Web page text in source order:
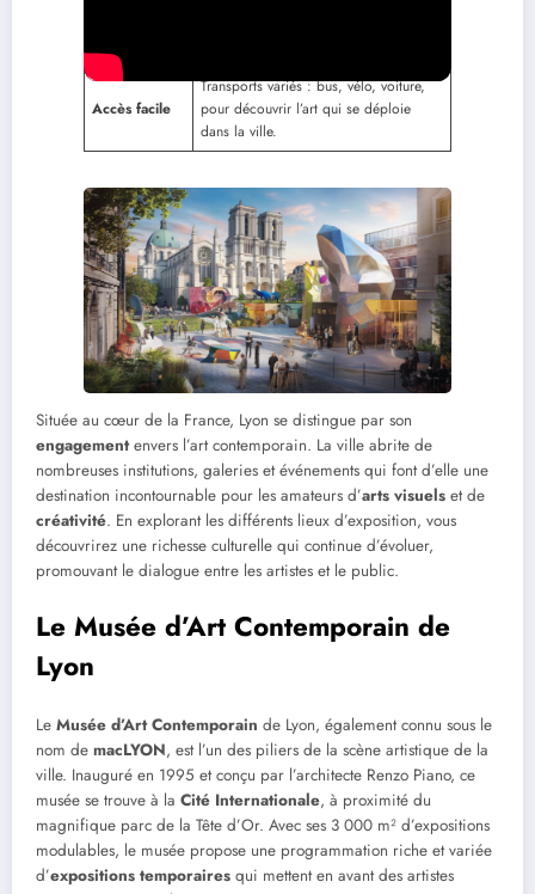
Accès facile
Transports variés : bus, vélo, voiture,
pour découvrir l’art qui se déploie
dans la ville.
Située au cœur de la France, Lyon se distingue par son
engagementenvers l’art contemporain. La ville abrite de
nombreuses institutions, galeries et événements qui font d’elle une
destination incontournable pour les amateurs d’arts visuels et de
créativité. En explorant les différents lieux d’exposition, vous
découvrirez une richesse culturelle qui continue d’évoluer,
promouvant le dialogue entre les artistes et le public.
Le Musée d’Art Contemporain de
Lyon
Le Musée d’Art Contemporain de Lyon, également connu sous le
nom de macLYON, est l’un des piliers de la scène artistique de la
ville. Inauguré en 1995 et conçu par l’architecte Renzo Piano, ce
musée se trouve à la Cité Internationale, à proximité du
magnifique parc de la Tête d’Or. Avec ses 3 000 m² d’expositions
modulables, le musée propose une programmation riche et variée
d’expositions temporaires qui mettent en avant des artistes